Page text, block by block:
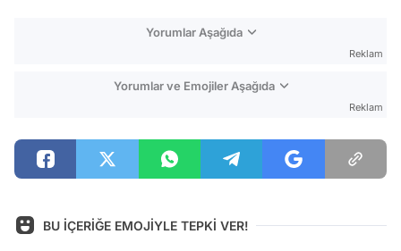
Yorumlar Aşağıda
Reklam
Yorumlar ve Emojiler Aşağıda
Reklam
BU İÇERİĞE EMOJİYLE TEPKİ VER!